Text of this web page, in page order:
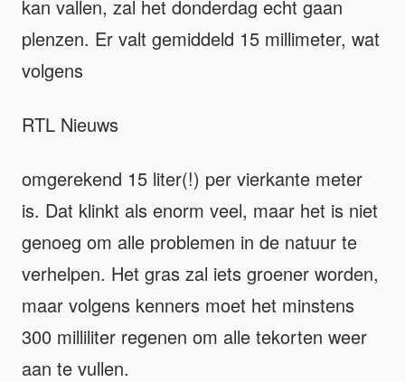
kan vallen, zal het donderdag echt gaan
plenzen. Er valt gemiddeld 15 millimeter, wat
volgens
RTL Nieuws
omgerekend 15 liter(!) per vierkante meter
is. Dat klinkt als enorm veel, maar het is niet
genoeg om alle problemen in de natuur te
verhelpen. Het gras zal iets groener worden,
maar volgens kenners moet het minstens
300 milliliter regenen om alle tekorten weer
aan te vullen.